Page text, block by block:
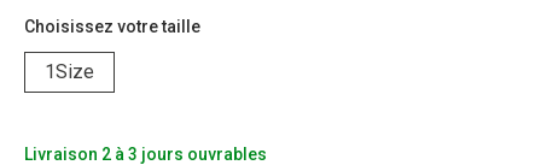
Choisissez votre taille
1Size
Livraison 2 à 3 jours ouvrables